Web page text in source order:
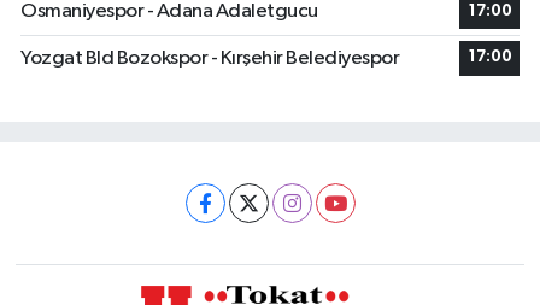
Osmaniyespor - Adana Adaletgucu 17:00
Yozgat Bld Bozokspor - Kırşehir Belediyespor 17:00